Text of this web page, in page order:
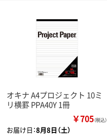
オキナ A4プロジェクト 10ミ
リ横罫 PPA40Y 1冊
￥705（税込）
お届け日：8月8日（土）